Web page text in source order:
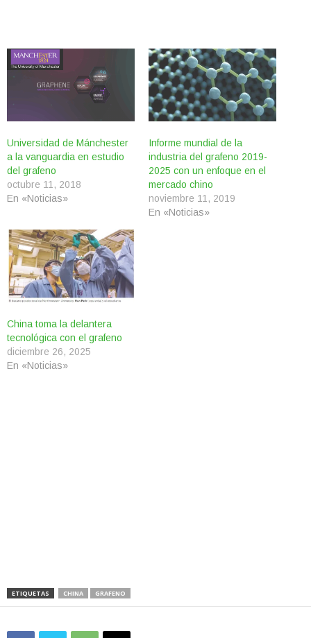
Universidad de Mánchester
a la vanguardia en estudio
del grafeno
octubre 11, 2018
En «Noticias»
Informe mundial de la
industria del grafeno 2019-
2025 con un enfoque en el
mercado chino
noviembre 11, 2019
En «Noticias»
China toma la delantera
tecnológica con el grafeno
diciembre 26, 2025
En «Noticias»
ETIQUETAS CHINA GRAFENO